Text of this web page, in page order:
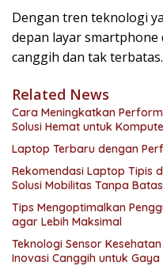
Dengan tren teknologi
depan layar
canggih dan tak terbatas.
Related News
Cara Meningkatkan
Solusi Hemat untuk
Laptop Terbaru dengan
Rekomendasi Laptop Tipis
Solusi Mobilitas Tanpa Batas
Tips Mengoptimalkan
agar Lebih Maksimal
Teknologi Sensor
Inovasi Canggih untuk Gaya